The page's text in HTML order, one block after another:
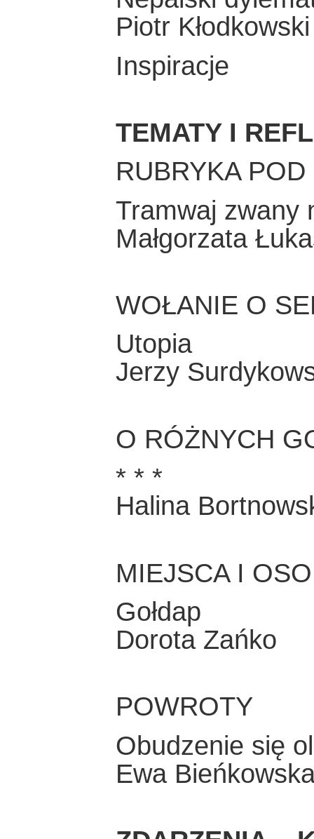
Piotr Kłodkowski
Inspiracje
TEMATY I
RUBRYKA
Tramwaj zwany
Małgorzata
WOŁANIE O
Utopia
Jerzy
O RÓŻNYCH
* * *
Halina
MIEJSCA I
Gołdap
Dorota Zańko
POWROTY
Obudzenie się
Ewa